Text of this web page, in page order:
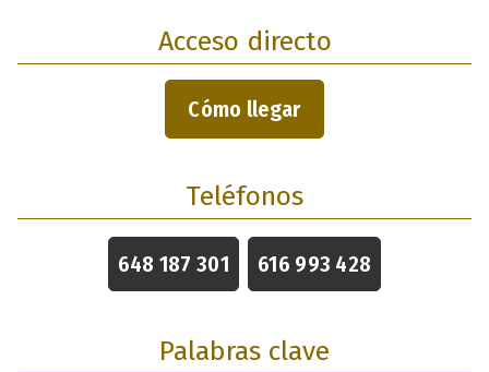
Acceso directo
Cómo llegar
Teléfonos
648 187 301 616 993 428
Palabras clave